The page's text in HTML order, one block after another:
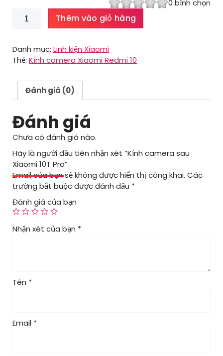
0 bình chọn
Kính
camera
Xiaomi
10T
số
lượng
Thêm vào giỏ hàng
Danh mục: Linh kiện Xiaomi
Thẻ: Kính camera Xiaomi Redmi 10
Đánh giá (0)
Đánh giá
Chưa có đánh giá nào.
Hãy là người đầu tiên nhận xét “Kính camera sau
Xiaomi 10T Pro”
Email của bạn sẽ không được hiển thị công khai. Các
trường bắt buộc được đánh dấu *
Đánh giá của bạn
Nhận xét của bạn *
Tên *
Email *